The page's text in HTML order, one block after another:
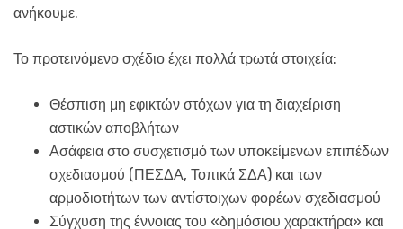
ανήκουμε.
Το προτεινόμενο σχέδιο έχει πολλά τρωτά στοιχεία:
Θέσπιση μη εφικτών στόχων για τη διαχείριση
αστικών αποβλήτων
Ασάφεια στο συσχετισμό των υποκείμενων επιπέδων
σχεδιασμού (ΠΕΣΔΑ, Τοπικά ΣΔΑ) και των
αρμοδιοτήτων των αντίστοιχων φορέων σχεδιασμού
Σύγχυση της έννοιας του «δημόσιου χαρακτήρα» και